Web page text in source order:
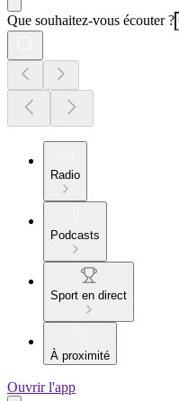
Que souhaitez-vous écouter ?
Radio
Podcasts
Sport en direct
À proximité
Ouvrir l'app